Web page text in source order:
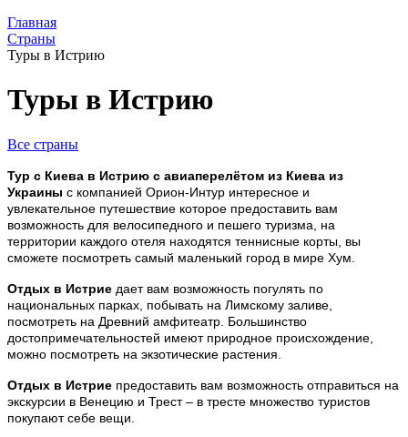
Главная
Страны
Туры в Истрию
Туры в Истрию
Все страны
Тур с Киева в Истрию с авиаперелётом из Киева из
Украины с компанией Орион-Интур интересное и
увлекательное путешествие которое предоставить вам
возможность для велосипедного и пешего туризма, на
территории каждого отеля находятся теннисные корты, вы
сможете посмотреть самый маленький город в мире Хум.
Отдых в Истрие дает вам возможность погулять по
национальных парках, побывать на Лимскому заливе,
посмотреть на Древний амфитеатр. Большинство
достопримечательностей имеют природное происхождение,
можно посмотреть на экзотические растения.
Отдых в Истрие предоставить вам возможность отправиться на
экскурсии в Венецию и Трест – в тресте множество туристов
покупают себе вещи.